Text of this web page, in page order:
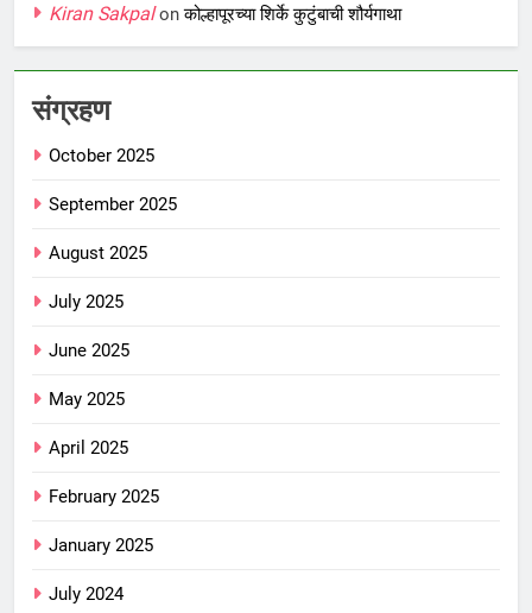
Kiran Sakpalonकोल्हापूरच्या शिर्के कुटुंबाची शौर्यगाथा
संग्रहण
October 2025
September 2025
August 2025
July 2025
June 2025
May 2025
April 2025
February 2025
January 2025
July 2024